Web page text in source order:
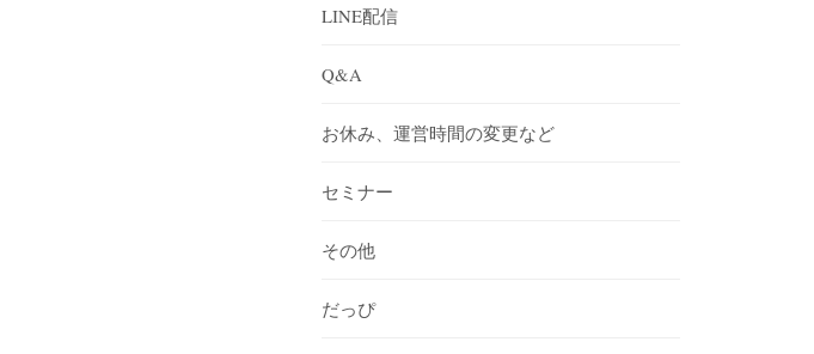
LINE配信
Q&A
お休み、運営時間の変更など
セミナー
その他
だっぴ